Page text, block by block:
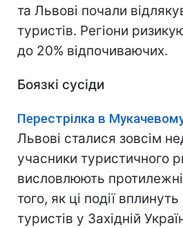
та Львові почали
туристів. Регіони
до 20% відпочиваючих.
Боязкі сусіди
Перестрілка в
Львові сталися зовсім
учасники туристичного
висловлюють
того, як ці події вплинуть
туристів у Західній